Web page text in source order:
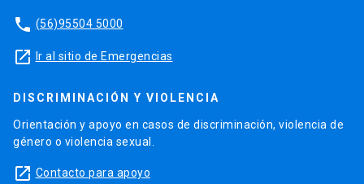
phone (56)95504 5000
launch Ir al sitio de Emergencias
DISCRIMINACIÓN Y VIOLENCIA
Orientación y apoyo en casos de discriminación, violencia de
género o violencia sexual.
launch Contacto para apoyo